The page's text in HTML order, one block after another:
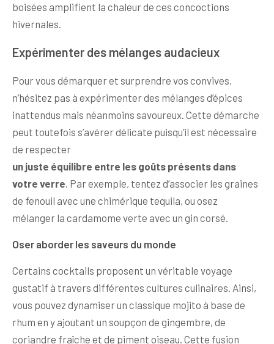
boisées amplifient la chaleur de ces concoctions
hivernales.
Expérimenter des mélanges audacieux
Pour vous démarquer et surprendre vos convives,
n’hésitez pas à expérimenter des mélanges d’épices
inattendus mais néanmoins savoureux. Cette démarche
peut toutefois s’avérer délicate puisqu’il est nécessaire
de respecter
un juste équilibre entre les goûts présents dans
votre verre. Par exemple, tentez d’associer les graines
de fenouil avec une chimérique tequila, ou osez
mélanger la cardamome verte avec un gin corsé.
Oser aborder les saveurs du monde
Certains cocktails proposent un véritable voyage
gustatif à travers différentes cultures culinaires. Ainsi,
vous pouvez dynamiser un classique mojito à base de
rhum en y ajoutant un soupçon de gingembre, de
coriandre fraîche et de piment oiseau. Cette fusion